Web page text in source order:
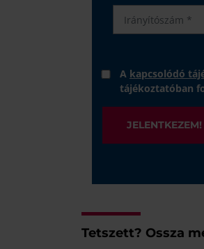
A kapcsolódó
tájékoztatóban
JELENTKEZEM!
Tetszett? Ossza